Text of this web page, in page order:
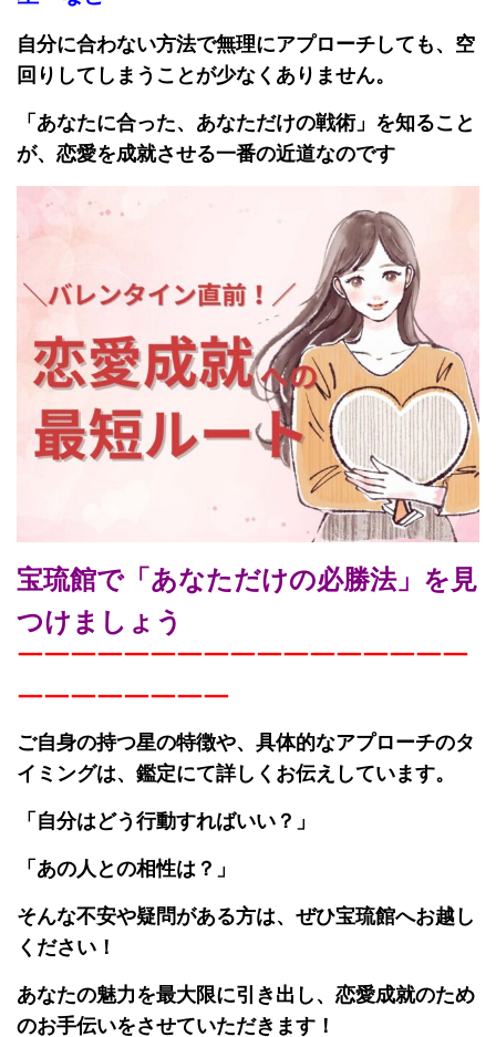
自分に合わない方法で無理にアプローチしても、空
回りしてしまうことが少なくありません。
「あなたに合った、あなただけの戦術」を知ること
が、恋愛を成就させる一番の近道なのです
宝琉館で「あなただけの必勝法」を見
つけましょう
￣￣￣￣￣￣￣￣￣￣￣￣￣￣￣￣￣
￣￣￣￣￣￣￣￣
ご自身の持つ星の特徴や、具体的なアプローチのタ
イミングは、鑑定にて詳しくお伝えしています。
「自分はどう行動すればいい？」
「あの人との相性は？」
そんな不安や疑問がある方は、ぜひ宝琉館へお越し
ください！
あなたの魅力を最大限に引き出し、恋愛成就のため
のお手伝いをさせていただきます！